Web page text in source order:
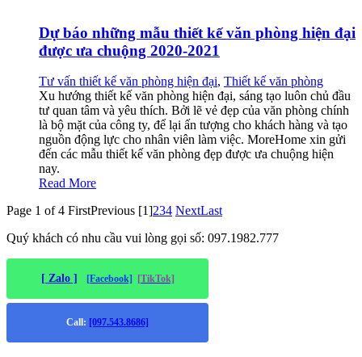
Dự báo những mẫu thiết kế văn phòng hiện đại
được ưa chuộng 2020-2021
Tư vấn thiết kế văn phòng hiện đại, Thiết kế văn phòng
Xu hướng thiết kế văn phòng hiện đại, sáng tạo luôn chủ đầu
tư quan tâm và yêu thích. Bởi lẽ vẻ đẹp của văn phòng chính
là bộ mặt của công ty, để lại ấn tượng cho khách hàng và tạo
nguồn động lực cho nhân viên làm việc. MoreHome xin gửi
đến các mẫu thiết kế văn phòng đẹp được ưa chuộng hiện
nay.
Read More
Page 1 of 4 FirstPrevious [1]234 NextLast
Quý khách có nhu cầu vui lòng gọi số: 097.1982.777
[ Zalo ] [Facebook] [TikTok]
Call: [097.543.8686]